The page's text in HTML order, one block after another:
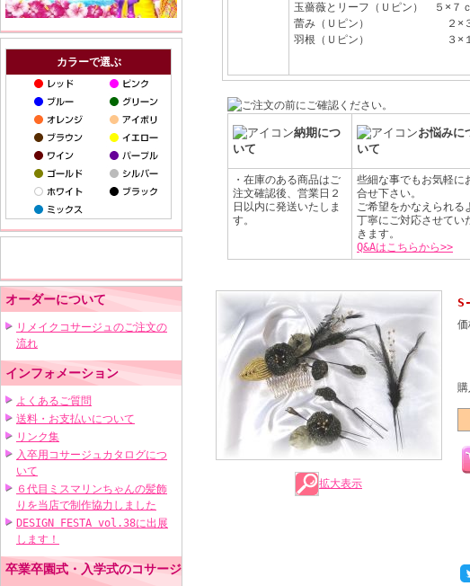
カラーで選ぶ
オーダーについて
リメイクコサージュのご注文の
流れ
インフォメーション
よくあるご質問
送料・お支払いについて
リンク集
入卒用コサージュカタログにつ
いて
６代目ミスマリンちゃんの髪飾
りを当店で制作協力しました
DESIGN FESTA vol.38に出展
します！
卒業卒園式・入学式のコサージ
玉薔薇とリーフ（Ｕピン） ５×７
蕾み（Ｕピン） ２×３
羽根（Ｕピン） ３×１
納期につ
いて
お悩みに
いて
・在庫のある商品はご
注文確認後、営業日２
日以内に発送いたしま
す。
些細な事でもお気軽に
合せ下さい。
ご希望をかなえられる
丁寧にご対応させてい
きます。
Q&Aはこちらから>>
拡大表示